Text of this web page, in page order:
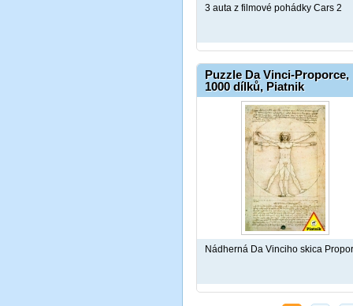
3 auta z filmové pohádky Cars 2
Puzzle Da Vinci-Proporce,
1000 dílků, Piatnik
Nádherná Da Vinciho skica